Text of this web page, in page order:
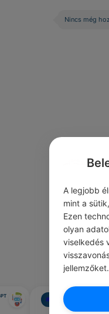
Nincs még
#LÉGY HÁLÁS …
A legjobb
mint a
Ezen
olyan
viselkedés
jellemzőket.